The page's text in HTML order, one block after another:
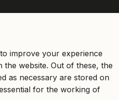
improve your experience
website. Out of these, the
as necessary are stored on
for the working of